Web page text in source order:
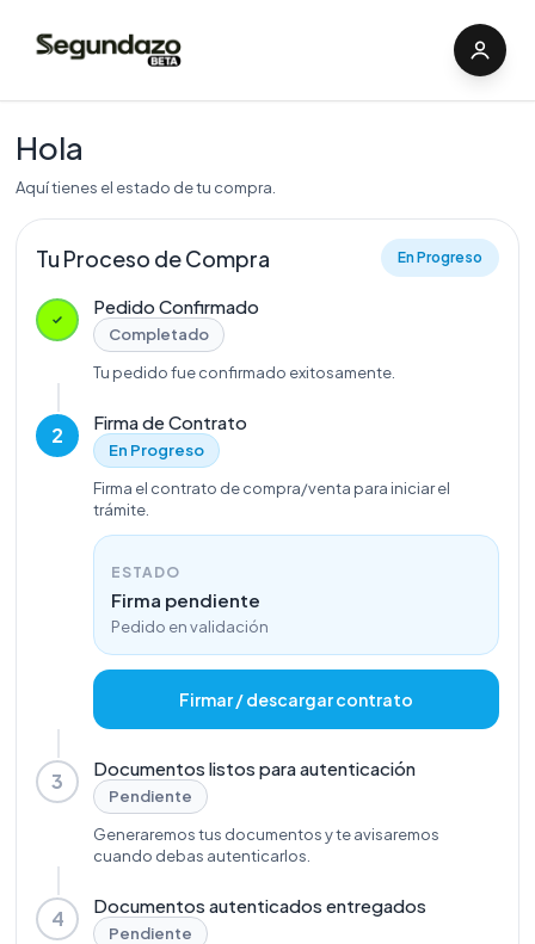
Hola
Aquí tienes el estado de tu compra.
Tu Proceso de Compra En Progreso
Pedido Confirmado
Completado
Tu pedido fue confirmado exitosamente.
2
Firma de Contrato
En Progreso
Firma el contrato de compra/venta para iniciar el
trámite.
ESTADO
Firma pendiente
Pedido en validación
Firmar / descargar contrato
3
Documentos listos para autenticación
Pendiente
Generaremos tus documentos y te avisaremos
cuando debas autenticarlos.
4
Documentos autenticados entregados
Pendiente